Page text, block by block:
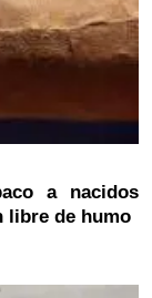
a nacidos
libre de humo